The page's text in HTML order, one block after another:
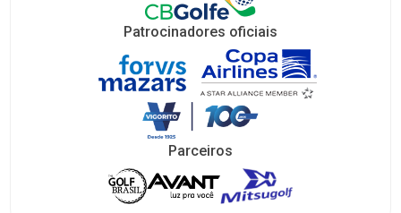
Patrocinadores oficiais
Parceiros